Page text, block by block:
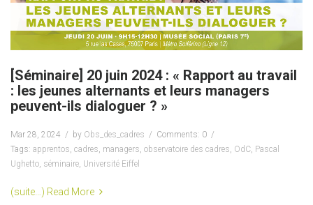
[Séminaire] 20 juin 2024 : « Rapport au travail
: les jeunes alternants et leurs managers
peuvent-ils dialoguer ? »
Mar 28, 2024 by Obs_des_cadres
Comments: 0
Tags: apprentos cadres managers observatoire des cadres OdC Pascal
Ughetto séminaire Université Eiffel
(suite…) Read More